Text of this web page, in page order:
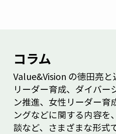
コラム
Value&Vision の徳田亮
リーダー育成、ダイバー
ン推進、女性リーダー育
ングなどに関する内容を
談など、さまざまな形式